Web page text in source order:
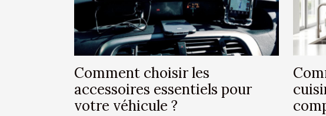
Comment choisir les
accessoires essentiels pour
votre véhicule ?